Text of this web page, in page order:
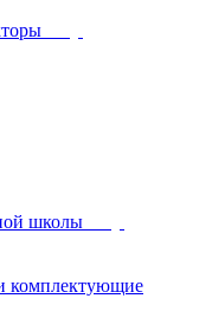
школы
комплектующие